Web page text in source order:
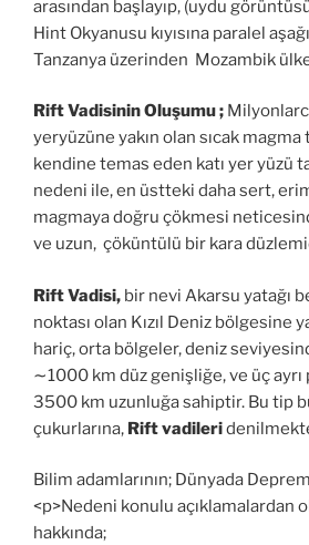
arasından başlayıp, (uydu
Hint Okyanusu kıyısına paralel
Tanzanya üzerinden Mozambik
Rift Vadisinin Oluşumu ;
yeryüzüne yakın olan sıcak magma
kendine temas eden katı yer yüzü
nedeni ile, en üstteki daha sert,
magmaya doğru çökmesi
ve uzun, çöküntülü bir kara
Rift Vadisi, bir nevi Akarsu yatağı
noktası olan Kızıl Deniz bölgesine
hariç, orta bölgeler, deniz
∼1000 km düz genişliğe, ve üç
3500 km uzunluğa sahiptir. Bu tip
çukurlarına, Riftvadileri
Bilim adamlarının; Dünyada
<p>Nedeni konulu açıklamalardan
hakkında;